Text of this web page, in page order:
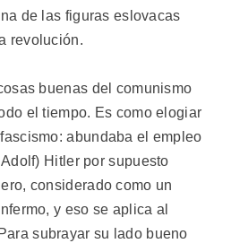
de las figuras eslovacas
revolución.
buenas del comunismo
el tiempo. Es como elogiar
abundaba el empleo
Hitler por supuesto
considerado como un
y eso se aplica al
subrayar su lado bueno